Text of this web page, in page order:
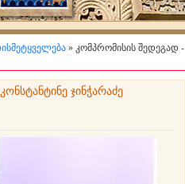
» კომპრომისის შედეგად -
ჯინჭარაძე